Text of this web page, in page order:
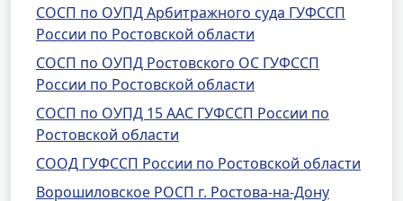
СОСП по ОУПД Арбитражного суда ГУФССП
России по Ростовской области
СОСП по ОУПД Ростовского ОС ГУФССП
России по Ростовской области
СОСП по ОУПД 15 ААС ГУФССП России по
Ростовской области
СООД ГУФССП России по Ростовской области
Ворошиловское РОСП г. Ростова-на-Дону